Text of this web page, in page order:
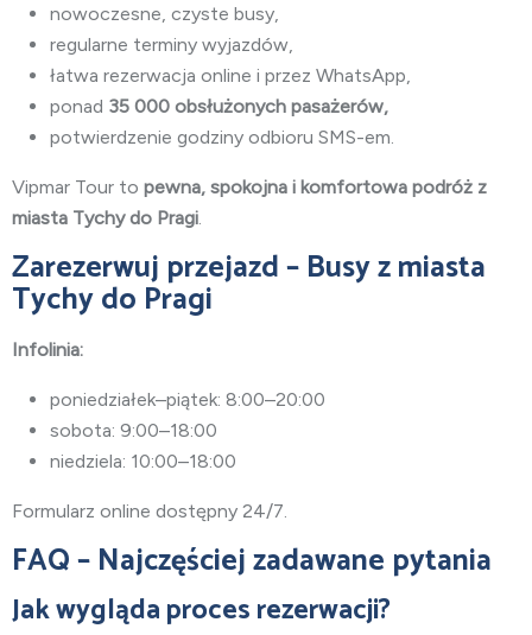
nowoczesne, czyste busy,
regularne terminy wyjazdów,
łatwa rezerwacja online i przez WhatsApp,
ponad 35 000 obsłużonych pasażerów,
potwierdzenie godziny odbioru SMS-em.
Vipmar Tour to pewna, spokojna i komfortowa podróż z
miasta Tychy do Pragi
Zarezerwuj przejazd – Busy z miasta
Tychy do Pragi
Infolinia:
poniedziałek–piątek: 8:00–20:00
sobota: 9:00–18:00
niedziela: 10:00–18:00
Formularz online dostępny 24/7.
FAQ – Najczęściej zadawane pytania
Jak wygląda proces rezerwacji?